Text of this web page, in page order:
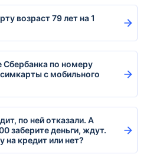
возраст 79 лет на 1
Сбербанка по номеру
с мобильного
по ней отказали. А
заберите деньги, ждут.
на кредит или нет?